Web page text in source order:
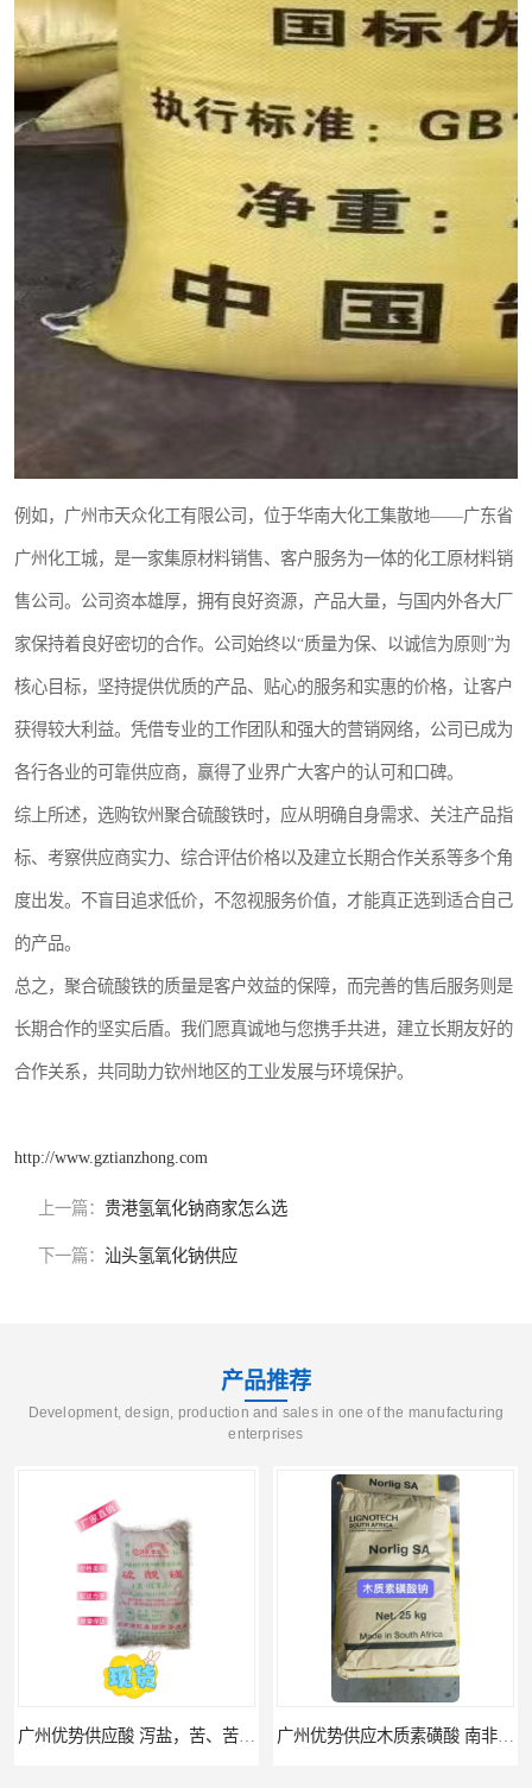
例如，广州市天众化工有限公司，位于华南大化工集散地——广东省
广州化工城，是一家集原材料销售、客户服务为一体的化工原材料销
售公司。公司资本雄厚，拥有良好资源，产品大量，与国内外各大厂
家保持着良好密切的合作。公司始终以“质量为保、以诚信为原则”为
核心目标，坚持提供优质的产品、贴心的服务和实惠的价格，让客户
获得较大利益。凭借专业的工作团队和强大的营销网络，公司已成为
各行各业的可靠供应商，赢得了业界广大客户的认可和口碑。
综上所述，选购钦州聚合硫酸铁时，应从明确自身需求、关注产品指
标、考察供应商实力、综合评估价格以及建立长期合作关系等多个角
度出发。不盲目追求低价，不忽视服务价值，才能真正选到适合自己
的产品。
总之，聚合硫酸铁的质量是客户效益的保障，而完善的售后服务则是
长期合作的坚实后盾。我们愿真诚地与您携手共进，建立长期友好的
合作关系，共同助力钦州地区的工业发展与环境保护。
http://www.gztianzhong.com
上一篇： 贵港氢氧化钠商家怎么选
下一篇： 汕头氢氧化钠供应
产品推荐
Development, design, production and sales in one of the manufacturing
enterprises